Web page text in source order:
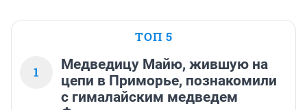
ТОП 5
1
Медведицу Майю, жившую на
цепи в Приморье, познакомили
с гималайским медведем